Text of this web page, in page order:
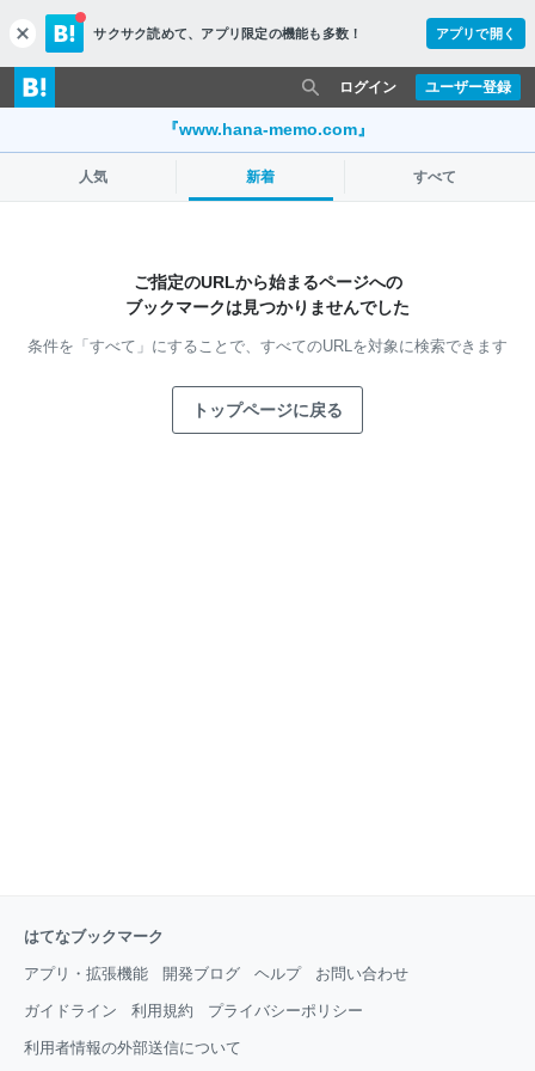
c
l
o
s
サクサク読めて、 アプリ限定の機能も多数！ アプリで開く
ユーザー登録
ログイン
『www.hana-memo.com』
人気 新着 すべて
ご指定のURLから始まるページへの
ブックマークは見つかりませんでした
条件を「すべて」にすることで、 すべてのURLを対象に検索できます
トップページに戻る
はてなブックマーク
アプリ・拡張機能 開発ブログ ヘルプ お問い合わせ
ガイドライン 利用規約 プライバシーポリシー
利用者情報の外部送信について